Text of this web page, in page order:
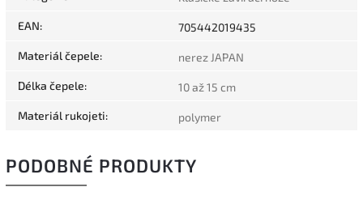
EAN: 705442019435
Materiál čepele: nerez JAPAN
Délka čepele: 10 až 15 cm
Materiál rukojeti: polymer
PODOBNÉ PRODUKTY